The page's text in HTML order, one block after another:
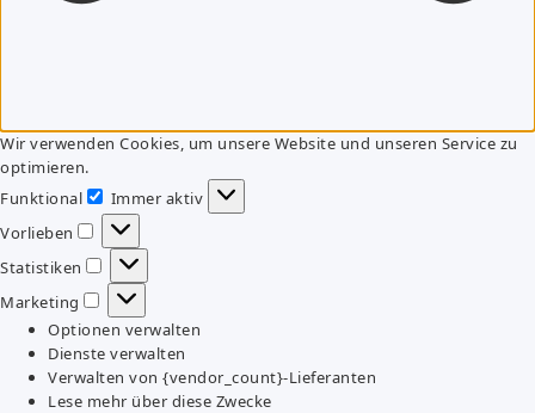
Wir verwenden Cookies, um unsere Website und unseren Service zu
optimieren.
Funktional
Funktional
Immer aktiv
Vorlieben
Vorlieben
Statistiken
Statistiken
Marketing
Marketing
Optionen verwalten
Dienste verwalten
Verwalten von {vendor_count}-Lieferanten
Lese mehr über diese Zwecke